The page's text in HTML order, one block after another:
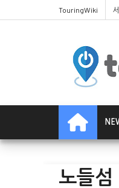
TouringWiki
노들섬